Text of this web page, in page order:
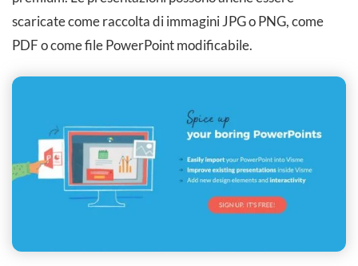
scaricate come raccolta di immagini JPG o PNG, come
PDF o come file PowerPoint modificabile.